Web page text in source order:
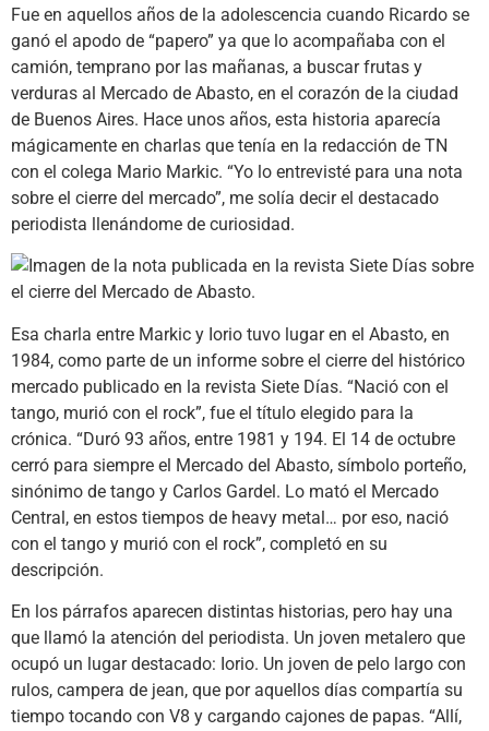
Fue en aquellos años de la adolescencia cuando Ricardo se
ganó el apodo de “papero” ya que lo acompañaba con el
camión, temprano por las mañanas, a buscar frutas y
verduras al Mercado de Abasto, en el corazón de la ciudad
de Buenos Aires. Hace unos años, esta historia aparecía
mágicamente en charlas que tenía en la redacción de TN
con el colega Mario Markic. “Yo lo entrevisté para una nota
sobre el cierre del mercado”, me solía decir el destacado
periodista llenándome de curiosidad.
Esa charla entre Markic y Iorio tuvo lugar en el Abasto, en
1984, como parte de un informe sobre el cierre del histórico
mercado publicado en la revista Siete Días. “Nació con el
tango, murió con el rock”, fue el título elegido para la
crónica. “Duró 93 años, entre 1981 y 194. El 14 de octubre
cerró para siempre el Mercado del Abasto, símbolo porteño,
sinónimo de tango y Carlos Gardel. Lo mató el Mercado
Central, en estos tiempos de heavy metal… por eso, nació
con el tango y murió con el rock”, completó en su
descripción.
En los párrafos aparecen distintas historias, pero hay una
que llamó la atención del periodista. Un joven metalero que
ocupó un lugar destacado: Iorio. Un joven de pelo largo con
rulos, campera de jean, que por aquellos días compartía su
tiempo tocando con V8 y cargando cajones de papas. “Allí,